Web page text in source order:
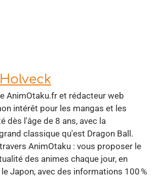
AnimOtaku.fr et rédacteur web
intérêt pour les mangas et les
dès l'âge de 8 ans, avec la
classique qu'est Dragon Ball.
AnimOtaku : vous proposer le
des animes chaque jour, en
Japon, avec des informations 100 %